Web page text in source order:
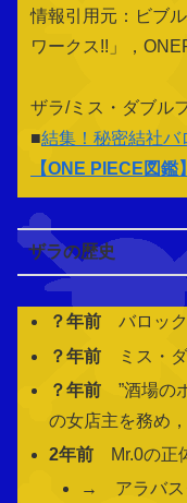
情報引用元：ビブ
ワークス!!」，
ザラ/ミス・ダブル
■結集！秘密結社バ
【ONE PIECE図鑑
ザラの歴史
？年前 バロック
？年前 ミス・ダ
？年前 ”酒場の
の女店主を務め
2年前 Mr.0の正
→ アラバス